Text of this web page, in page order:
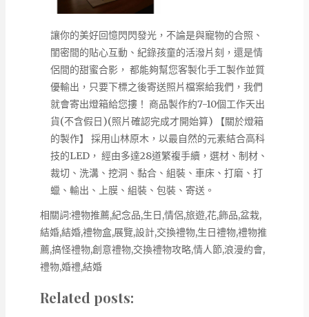
讓你的美好回憶閃閃發光，不論是與寵物的合照、
閨密間的貼心互動、紀錄孩童的活潑片刻，還是情
侶間的甜蜜合影， 都能夠幫您客製化手工製作並質
優輸出，只要下標之後寄送照片檔案給我們，我們
就會寄出燈箱給您摟！ 商品製作約7-10個工作天出
貨(不含假日)(照片確認完成才開始算) 【關於燈箱
的製作】 採用山林原木，以最自然的元素結合高科
技的LED， 經由多達28道繁複手續，選材、制材、
裁切、洗溝、挖洞、黏合、組裝、車床、打磨、打
蠟、輸出、上膜、組裝、包裝、寄送。
相關詞:禮物推薦,紀念品,生日,情侶,旅遊,花,飾品,盆栽,
結婚,結婚,禮物盒,展覽,設計,交換禮物,生日禮物,禮物推
薦,搞怪禮物,創意禮物,交換禮物攻略,情人節,浪漫約會,
禮物,婚禮,結婚
Related posts: